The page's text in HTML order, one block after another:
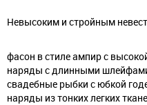
Невысоким и стройным
фасон в стиле ампир с
наряды с длинными
свадебные рыбки с юбкой
наряды из тонких легких